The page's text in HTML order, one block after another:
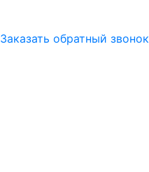
Заказать обратный звонок